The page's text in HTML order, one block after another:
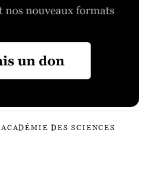
DES SCIENCES